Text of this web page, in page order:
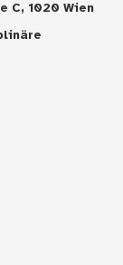
C, 1020 Wien